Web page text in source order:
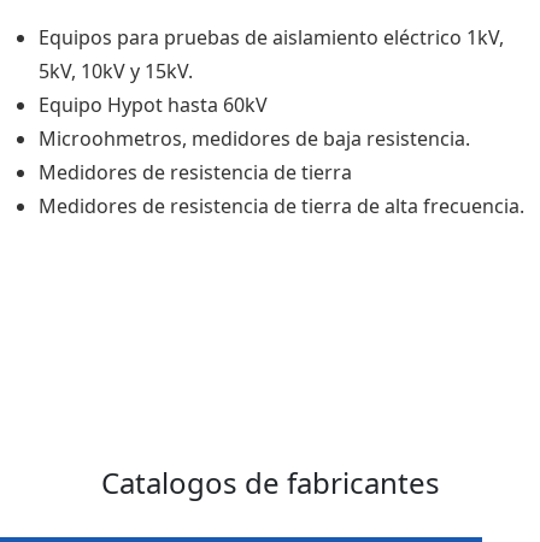
Equipos para pruebas de aislamiento eléctrico 1kV,
5kV, 10kV y 15kV.
Equipo Hypot hasta 60kV
Microohmetros, medidores de baja resistencia.
Medidores de resistencia de tierra
Medidores de resistencia de tierra de alta frecuencia.
Catalogos de fabricantes